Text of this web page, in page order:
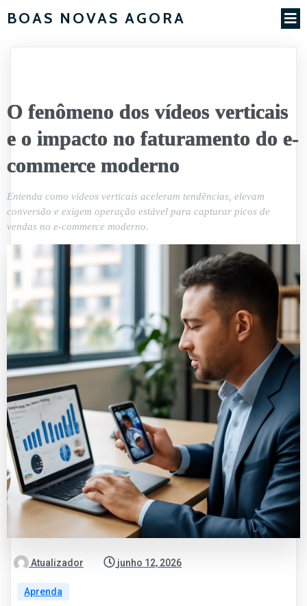
BOAS NOVAS AGORA
O fenômeno dos vídeos verticais
e o impacto no faturamento do e-
commerce moderno
Entenda como vídeos verticais aceleram tendências, elevam
conversão e exigem operação estável para capturar picos de
vendas no e-commerce moderno.
Atualizador junho 12, 2026
Aprenda